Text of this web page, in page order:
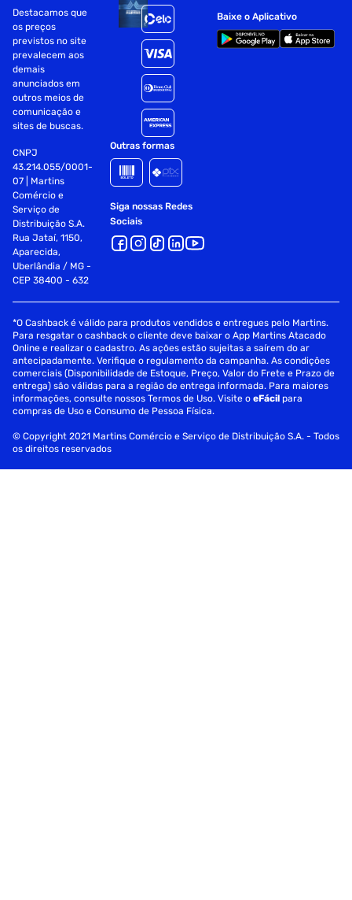
Destacamos que
os preços
previstos no site
prevalecem aos
demais
anunciados em
outros meios de
comunicação e
sites de buscas.
CNPJ
43.214.055/0001-
07 | Martins
Comércio e
Serviço de
Distribuição S.A.
Rua Jataí, 1150,
Aparecida,
Uberlândia / MG -
CEP 38400 - 632
Outras formas
Siga nossas Redes
Sociais
Baixe o Aplicativo
*O Cashback é válido para produtos vendidos e entregues pelo Martins.
Para resgatar o cashback o cliente deve baixar o App Martins Atacado
Online e realizar o cadastro. As ações estão sujeitas a saírem do ar
antecipadamente. Verifique o regulamento da campanha. As condições
comerciais (Disponibilidade de Estoque, Preço, Valor do Frete e Prazo de
entrega) são válidas para a região de entrega informada. Para maiores
informações, consulte nossos Termos de Uso. Visite oeFácil para
compras de Uso e Consumo de Pessoa Física.
© Copyright 2021 Martins Comércio e Serviço de Distribuição S.A. - Todos
os direitos reservados